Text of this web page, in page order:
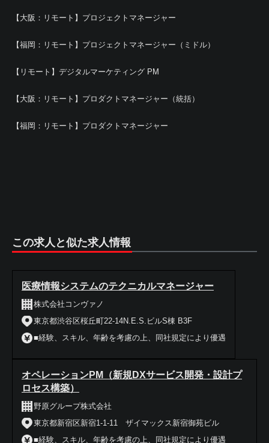
【大阪：リモート】プロジェクトマネージャー
【福岡：リモート】プロジェクトマネージャー（ミドル）
【リモート】デジタルマーケティング PM
【大阪：リモート】プロダクトマネージャー（統括）
【福岡：リモート】プロダクトマネージャー
この求人と似た求人情報
医療情報システムのテクニカルマネージャー
株式会社コンヴァノ
東京都渋谷区桜丘町22-14N.E.S.ビルS棟 B3F
■経験、スキル、年齢を考慮の上、同社規定により優遇
オペレーションPM（新規DXサービス開発・設計プ
ロセス構築）
野原グループ株式会社
東京都新宿区新宿1-1-11 ザイマックス新宿御苑ビル
■経験、スキル、年齢を考慮の上、同社規定により優遇